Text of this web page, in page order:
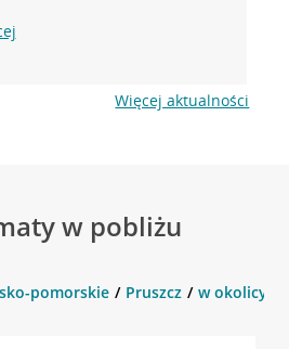
Więcej aktualności
w pobliżu
pomorskie Pruszcz w okolicy